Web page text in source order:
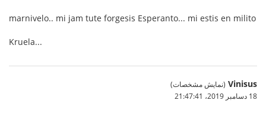
marnivelo.. mi jam tute forgesis Esperanto... mi estis en milito
Kruela...
Vinisus (نمایش مشخصات)
18 دسامبر 2019،‏ 21:47:41